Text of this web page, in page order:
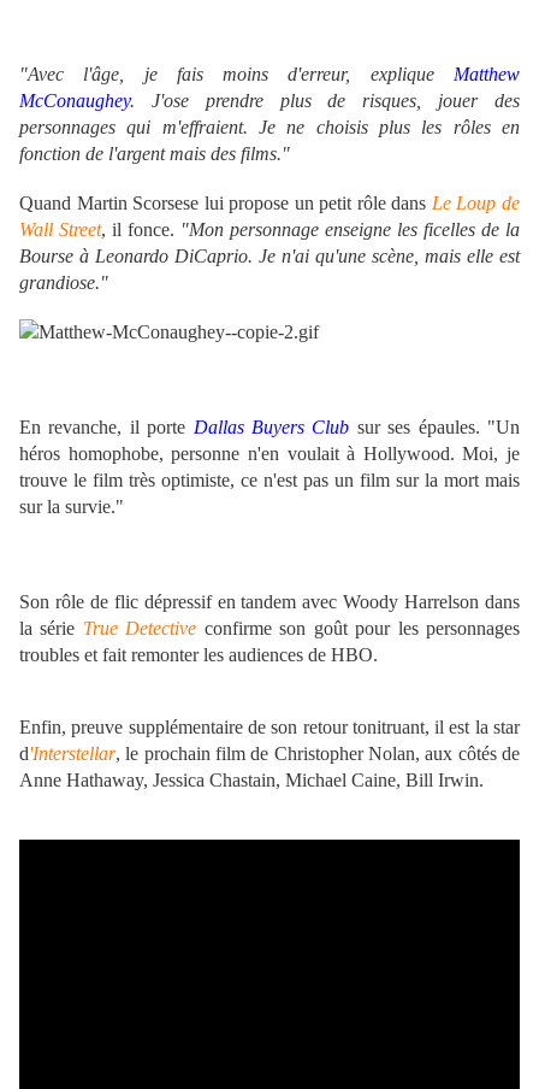
"Avec l'âge, je fais moins d'erreur, explique
Matthew
McConaughey. J'ose prendre plus de risques, jouer des
personnages qui m'effraient. Je ne choisis plus les rôles en
fonction de l'argent mais des films."
Quand Martin Scorsese lui propose un petit rôle dans Le Loup de
Wall Street, il fonce. "Mon personnage enseigne les ficelles de la
Bourse à Leonardo DiCaprio. Je n'ai qu'une scène, mais elle est
grandiose."
En revanche, il porte ­Dallas Buyers Club sur ses épaules. "Un
héros homophobe, personne n'en voulait à Hollywood. Moi, je
trouve le film très optimiste, ce n'est pas un film sur la mort mais
sur la survie."
Son rôle de flic dépressif en tandem avec Woody Harrelson dans
la série True Detective confirme son goût pour les personnages
troubles et fait remonter les audiences de HBO.
Enfin, preuve supplémentaire de son retour tonitruant, il est la star
d'Interstellar, le prochain film de Christopher Nolan, aux côtés de
Anne Hathaway, Jessica Chastain, Michael Caine, Bill Irwin.